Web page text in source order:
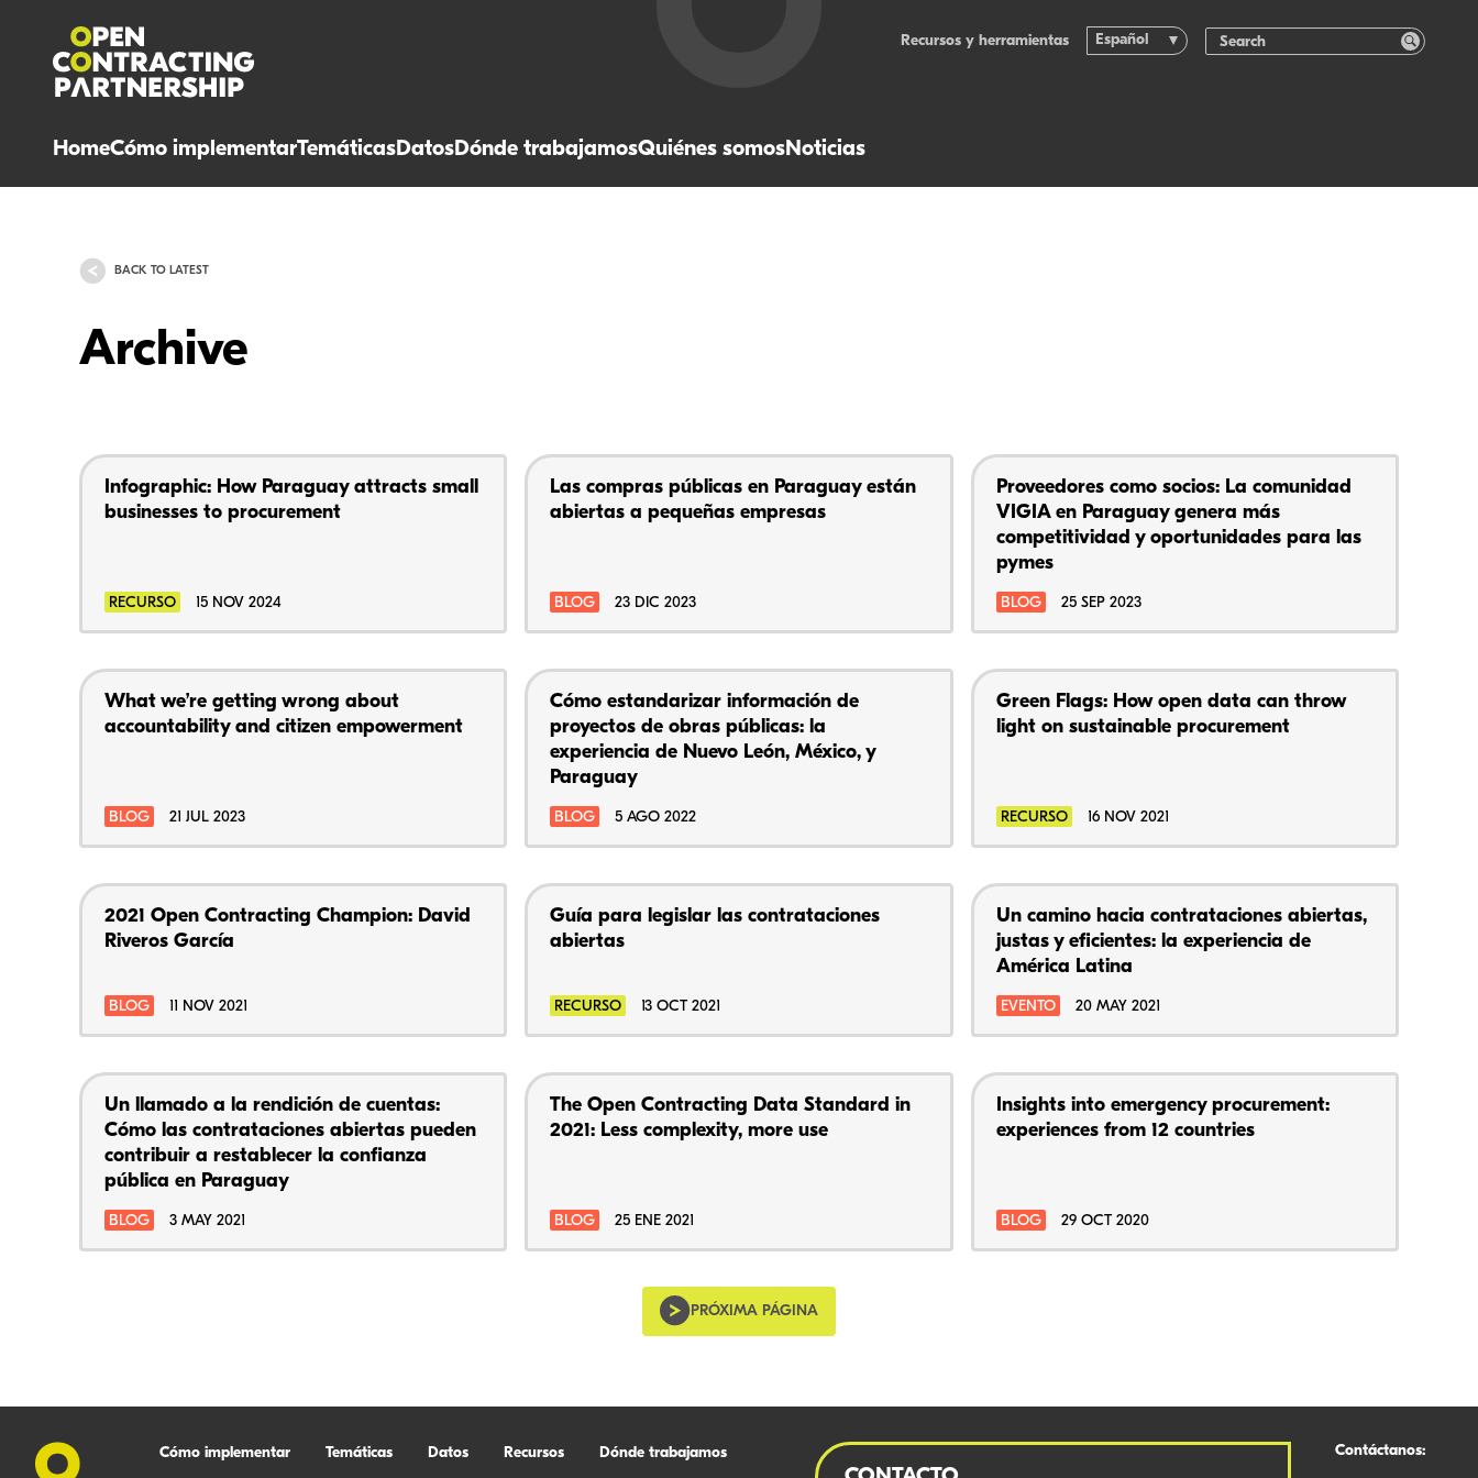
HomeCómo implementarTemáticasDatosDónde trabajamosQuiénes somosNoticias
Recursos y herramientas Español
BACK TO LATEST
Archive
Infographic: How Paraguay attracts small
businesses to procurement
RECURSO 15 NOV 2024
Las compras públicas en Paraguay están
abiertas a pequeñas empresas
BLOG 23 DIC 2023
Proveedores como socios: La comunidad
VIGIA en Paraguay genera más
competitividad y oportunidades para las
pymes
BLOG 25 SEP 2023
What we’re getting wrong about
accountability and citizen empowerment
BLOG 21 JUL 2023
Cómo estandarizar información de
proyectos de obras públicas: la
experiencia de Nuevo León, México, y
Paraguay
BLOG 5 AGO 2022
Green Flags: How open data can throw
light on sustainable procurement
RECURSO 16 NOV 2021
2021 Open Contracting Champion: David
Riveros García
BLOG 11 NOV 2021
Guía para legislar las contrataciones
abiertas
RECURSO 13 OCT 2021
Un camino hacia contrataciones abiertas,
justas y eficientes: la experiencia de
América Latina
EVENTO 20 MAY 2021
Un llamado a la rendición de cuentas:
Cómo las contrataciones abiertas pueden
contribuir a restablecer la confianza
pública en Paraguay
BLOG 3 MAY 2021
The Open Contracting Data Standard in
2021: Less complexity, more use
BLOG 25 ENE 2021
Insights into emergency procurement:
experiences from 12 countries
BLOG 29 OCT 2020
PRÓXIMA PÁGINA
Cómo implementar Temáticas Datos Recursos Dónde trabajamos Contáctanos: